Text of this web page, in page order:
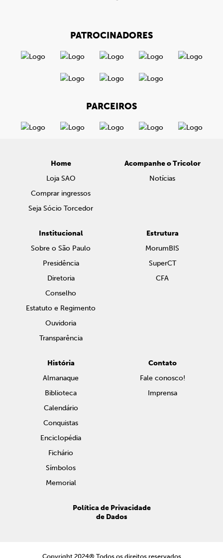
PATROCINADORES
PARCEIROS
Home
Loja SAO
Comprar ingressos
Seja Sócio Torcedor
Acompanhe o Tricolor
Notícias
Institucional
Sobre o São Paulo
Presidência
Diretoria
Conselho
Estatuto e Regimento
Ouvidoria
Transparência
Estrutura
MorumBIS
SuperCT
CFA
História
Almanaque
Biblioteca
Calendário
Conquistas
Enciclopédia
Fichário
Símbolos
Memorial
Contato
Fale conosco!
Imprensa
Política de Privacidade
de Dados
Copyright 2024® Todos os direitos reservados